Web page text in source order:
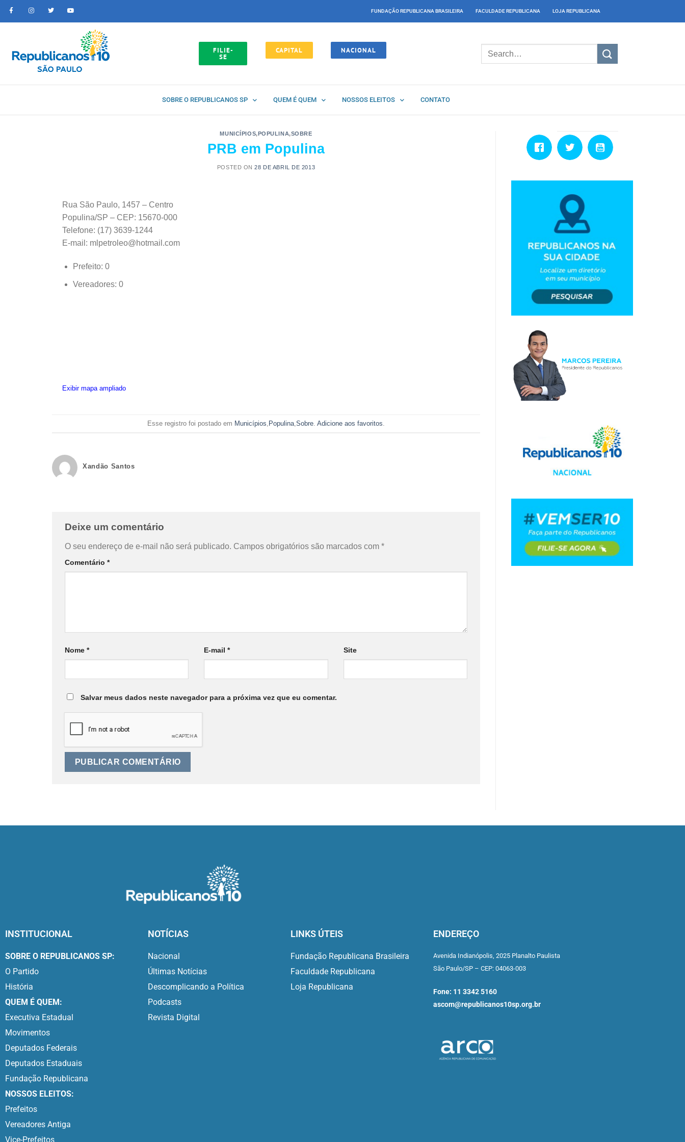
FUNDAÇÃO REPUBLICANA BRASILEIRA FACULDADE REPUBLICANA LOJA REPUBLICANA
FILIE-
SE
CAPITAL NACIONAL
SOBRE O REPUBLICANOS SP QUEM É QUEM NOSSOS ELEITOS CONTATO
MUNICÍPIOS,POPULINA,SOBRE
PRB em Populina
POSTED ON28 DE ABRIL DE 2013
Rua São Paulo, 1457 – Centro
Populina/SP – CEP: 15670-000
Telefone: (17) 3639-1244
E-mail: mlpetroleo@hotmail.com
Prefeito: 0
Vereadores: 0
Exibir mapa ampliado
Esse registro foi postado em Municípios Populina Sobre Adicione aos favoritos
Xandão Santos
Deixe um comentário
O seu endereço de e-mail não será publicado. Campos obrigatórios são marcados com *
Comentário *
Nome * E-mail* Site
Salvar meus dados neste navegador para a próxima vez que eu comentar.
INSTITUCIONAL
SOBRE O REPUBLICANOS SP:
O Partido
História
QUEM É QUEM:
Executiva Estadual
Movimentos
Deputados Federais
Deputados Estaduais
Fundação Republicana
NOSSOS ELEITOS:
Prefeitos
Vereadores Antiga
Vice-Prefeitos
NOTÍCIAS
Nacional
Últimas Notícias
Descomplicando a Política
Podcasts
Revista Digital
LINKS ÚTEIS
Fundação Republicana Brasileira
Faculdade Republicana
Loja Republicana
ENDEREÇO
Avenida Indianópolis, 2025 Planalto Paulista
São Paulo/SP – CEP: 04063-003
Fone: 11 3342 5160
ascom@republicanos10sp.org.br